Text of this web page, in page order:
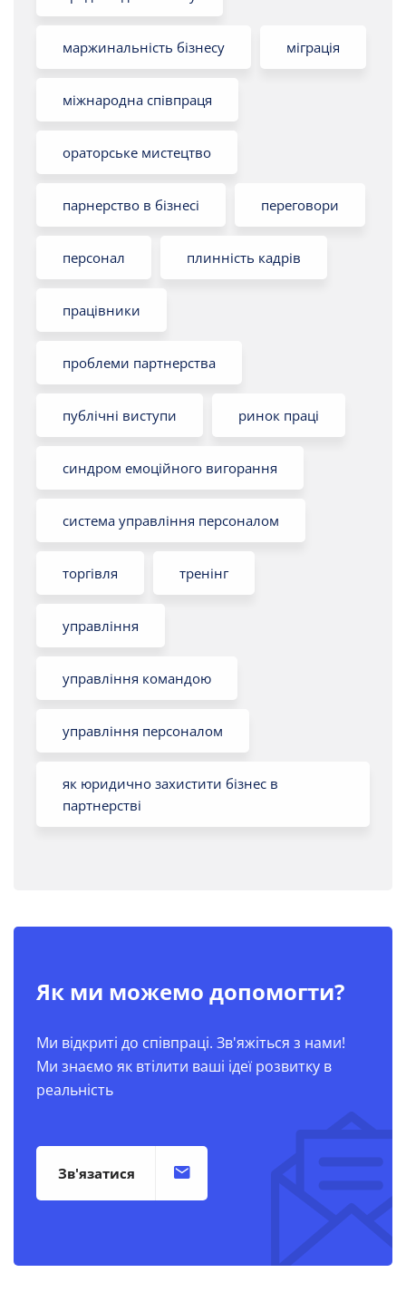
маржинальність бізнесу міграція
міжнародна співпраця
ораторське мистецтво
парнерство в бізнесі переговори
персонал плинність кадрів
працівники
проблеми партнерства
публічні виступи ринок праці
синдром емоційного вигорання
система управління персоналом
торгівля тренінг
управління
управління командою
управління персоналом
як юридично захистити бізнес в
партнерстві
Як ми можемо допомогти?
Ми відкриті до співпраці. Зв'яжіться з нами!
Ми знаємо як втілити ваші ідеї розвитку в
реальність
Зв'язатися